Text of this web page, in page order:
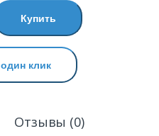
Купить
клик
Отзывы (0)